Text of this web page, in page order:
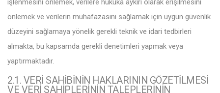
işlenmesini önlemek, verilere hukuka aykırı olarak erişilmesini
önlemek ve verilerin muhafazasını sağlamak için uygun güvenlik
düzeyini sağlamaya yönelik gerekli teknik ve idari tedbirleri
almakta, bu kapsamda gerekli denetimleri yapmak veya
yaptırmaktadır.
2.1. VERİ SAHİBİNİN HAKLARININ GÖZETİLMESİ
VE VERİ SAHİPLERİNİN TALEPLERİNİN